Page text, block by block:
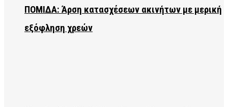
ΠΟΜΙΔΑ: Άρση κατασχέσεων ακινήτων με μερική
εξόφληση χρεών